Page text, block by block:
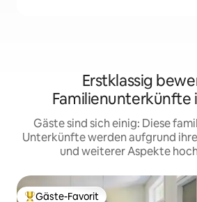
Erstklassig
Familienunterkünfte
Gäste sind sich einig: Diese
Unterkünfte werden aufgrund
und weiterer Aspekte
Gäste-Favorit